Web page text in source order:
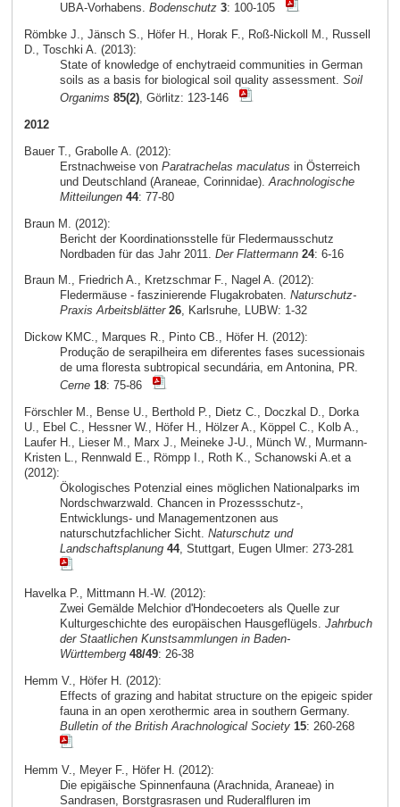
UBA-Vorhabens. Bodenschutz 3: 100-105
Römbke J., Jänsch S., Höfer H., Horak F., Roß-Nickoll M., Russell
D., Toschki A. (2013):
State of knowledge of enchytraeid communities in German
soils as a basis for biological soil quality assessment. Soil
Organims 85(2), Görlitz: 123-146
2012
Bauer T., Grabolle A. (2012):
Erstnachweise von Paratrachelas maculatus in Österreich
und Deutschland (Araneae, Corinnidae). Arachnologische
Mitteilungen 44: 77-80
Braun M. (2012):
Bericht der Koordinationsstelle für Fledermausschutz
Nordbaden für das Jahr 2011. Der Flattermann 24: 6-16
Braun M., Friedrich A., Kretzschmar F., Nagel A. (2012):
Fledermäuse - faszinierende Flugakrobaten. Naturschutz-
Praxis Arbeitsblätter 26, Karlsruhe, LUBW: 1-32
Dickow KMC., Marques R., Pinto CB., Höfer H. (2012):
Produção de serapilheira em diferentes fases sucessionais
de uma floresta subtropical secundária, em Antonina, PR.
Cerne 18: 75-86
Förschler M., Bense U., Berthold P., Dietz C., Doczkal D., Dorka
U., Ebel C., Hessner W., Höfer H., Hölzer A., Köppel C., Kolb A.,
Laufer H., Lieser M., Marx J., Meineke J-U., Münch W., Murmann-
Kristen L., Rennwald E., Römpp I., Roth K., Schanowski A.et a
(2012):
Ökologisches Potenzial eines möglichen Nationalparks im
Nordschwarzwald. Chancen in Prozessschutz-,
Entwicklungs- und Managementzonen aus
naturschutzfachlicher Sicht. Naturschutz und
Landschaftsplanung 44, Stuttgart, Eugen Ulmer: 273-281
Havelka P., Mittmann H.-W. (2012):
Zwei Gemälde Melchior d'Hondecoeters als Quelle zur
Kulturgeschichte des europäischen Hausgeflügels. Jahrbuch
der Staatlichen Kunstsammlungen in Baden-
Württemberg 48/49: 26-38
Hemm V., Höfer H. (2012):
Effects of grazing and habitat structure on the epigeic spider
fauna in an open xerothermic area in southern Germany.
Bulletin of the British Arachnological Society 15: 260-268
Hemm V., Meyer F., Höfer H. (2012):
Die epigäische Spinnenfauna (Arachnida, Araneae) in
Sandrasen, Borstgrasrasen und Ruderalfluren im